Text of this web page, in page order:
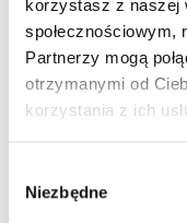
korzystasz z naszej
społecznościowym,
Partnerzy mogą
otrzymanymi od
korzystania z ich
zgody
Niezbędne
Wysyłka
Stały